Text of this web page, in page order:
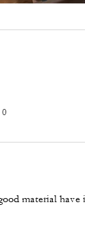
0
material